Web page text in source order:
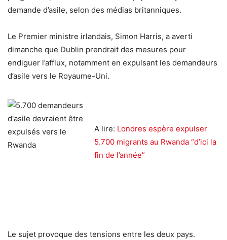
demande d’asile, selon des médias britanniques.
Le Premier ministre irlandais, Simon Harris, a averti
dimanche que Dublin prendrait des mesures pour
endiguer l’afflux, notamment en expulsant les demandeurs
d’asile vers le Royaume-Uni.
A lire: Londres espère expulser
5.700 migrants au Rwanda “d’ici la
fin de l’année”
Le sujet provoque des tensions entre les deux pays.